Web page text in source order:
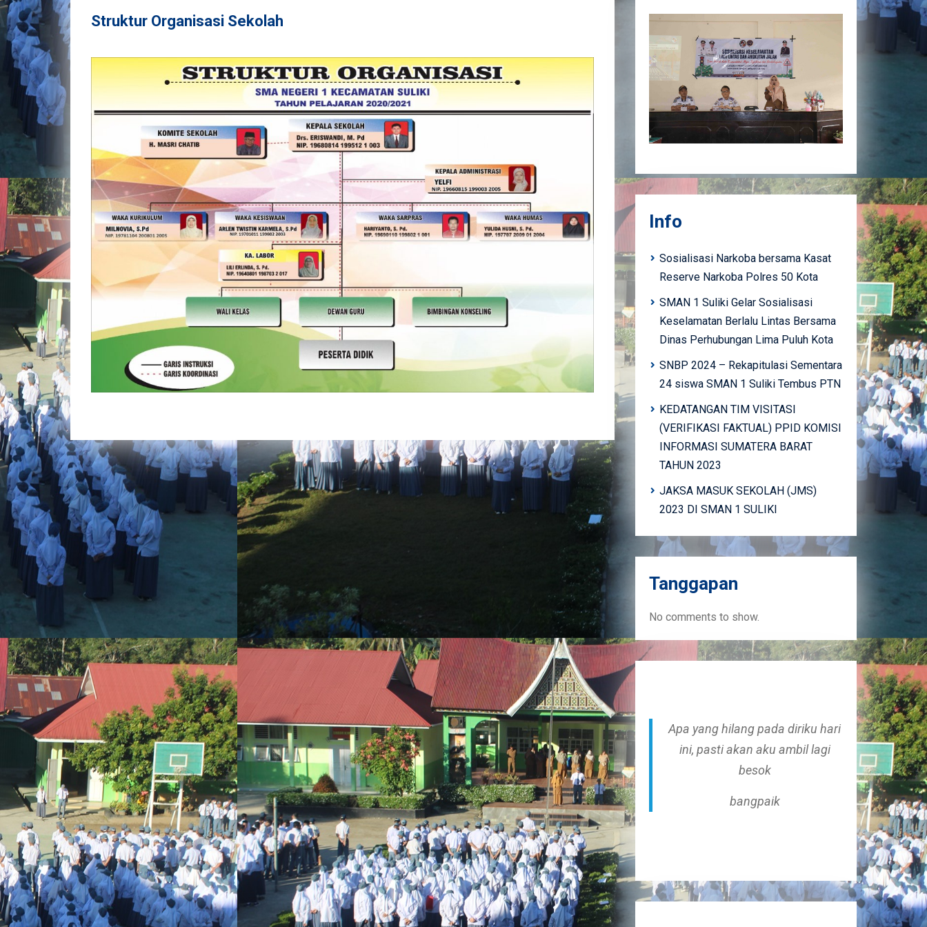
Struktur Organisasi Sekolah
Info
Sosialisasi Narkoba bersama Kasat
Reserve Narkoba Polres 50 Kota
SMAN 1 Suliki Gelar Sosialisasi
Keselamatan Berlalu Lintas Bersama
Dinas Perhubungan Lima Puluh Kota
SNBP 2024 – Rekapitulasi Sementara
24 siswa SMAN 1 Suliki Tembus PTN
KEDATANGAN TIM VISITASI
(VERIFIKASI FAKTUAL) PPID KOMISI
INFORMASI SUMATERA BARAT
TAHUN 2023
JAKSA MASUK SEKOLAH (JMS)
2023 DI SMAN 1 SULIKI
Tanggapan
No comments to show.
Apa yang hilang pada diriku hari
ini, pasti akan aku ambil lagi
besok
bangpaik